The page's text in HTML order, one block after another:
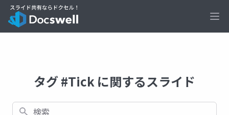
タグ #Tick に関するスライド
検索